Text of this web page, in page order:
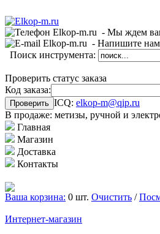
- Мы ждем
- Напишите
Поиск инструмента:
Проверить статус заказа
Код заказа:
ICQ: elkop-m@qip.ru
В продаже: метизы, ручной и
Главная
Магазин
Доставка
Контакты
Ваша корзина: 0 шт. Очистить /
Интернет-магазин